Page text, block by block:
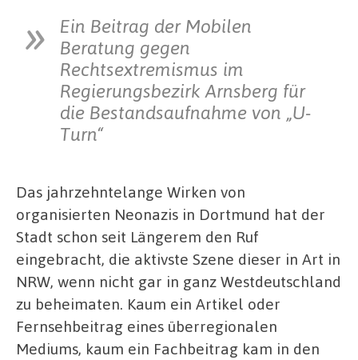
Ein Beitrag der Mobilen
Beratung gegen
Rechtsextremismus im
Regierungsbezirk Arnsberg für
die Bestandsaufnahme von „U-
Turn“
Das jahrzehntelange Wirken von
organisierten Neonazis in Dortmund hat der
Stadt schon seit Längerem den Ruf
eingebracht, die aktivste Szene dieser in Art in
NRW, wenn nicht gar in ganz Westdeutschland
zu beheimaten. Kaum ein Artikel oder
Fernsehbeitrag eines überregionalen
Mediums, kaum ein Fachbeitrag kam in den